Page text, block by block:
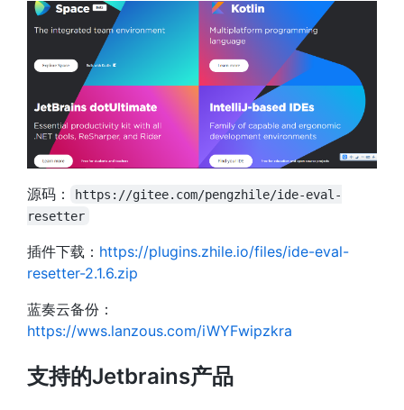
源码：
https://gitee.com/pengzhile/ide-eval-
resetter
插件下载： https://plugins.zhile.io/files/ide-eval-
resetter-2.1.6.zip
蓝奏云备份：
https://wws.lanzous.com/iWYFwipzkra
支持的Jetbrains产品